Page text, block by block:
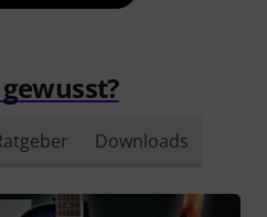
Downloads